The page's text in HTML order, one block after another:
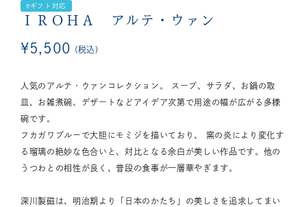
eギフト対応
ＩＲＯＨＡ アルテ・ウァン
¥ 5,500 税込
人気のアルテ・ウァンコレクション。 スープ、サラダ、お鍋の取
皿、お雑煮碗、デザートなどアイデア次第で用途の幅が広がる多様
碗です。
フカガワブルーで大胆にモミジを描いており、 窯の炎により変化す
る瑠璃の絶妙な色合いと、対比となる余白が美しい作品です。他の
うつわとの相性が良く、普段の食事が一層華やぎます。
深川製磁は、明治期より「日本のかたち」の美しさを追求してまい